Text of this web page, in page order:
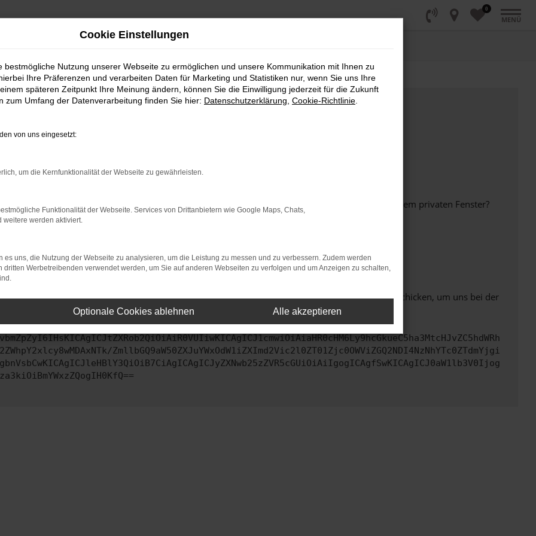
0
MENÜ
bestimmter Seiten verhindern. Funktioniert die Seite in einem anderen Browser oder in einem privaten Fenster?
beheben.
auf dem neuesten Stand sind.
kann auch dazu führen, dass bestimmte Funktionen nicht mehr unterstützt werden.
uns bitte. Wir werden versuchen, das Problem zu beheben. Du kannst uns diesen Text schicken, um uns bei der
ZmllbGQ9aW50ZXJuYWxOdW1iZXImd2Vic2l0ZT01Zjc0OWViZGQ2NDI4NzNhYTc0ZTdmYjgi
Cookie Einstellungen
bestmögliche Nutzung unserer Webseite zu ermöglichen und unsere Kommunikation mit Ihnen zu
Ihre Präferenzen und verarbeiten Daten für Marketing und Statistiken nur, wenn Sie uns Ihre
späteren Zeitpunkt Ihre Meinung ändern, können Sie die Einwilligung jederzeit für die Zukunft
zum Umfang der Datenverarbeitung finden Sie hier: Datenschutzerklärung Cookie-Richtlinie
von uns eingesetzt:
um die Kernfunktionalität der Webseite zu gewährleisten.
Funktionalität der Webseite. Services von Drittanbietern wie Google Maps, Chats,
weitere werden aktiviert.
es uns, die Nutzung der Webseite zu analysieren, um die Leistung zu messen und zu verbessern. Zudem werden
dritten Werbetreibenden verwendet werden, um Sie auf anderen Webseiten zu verfolgen und um Anzeigen zu schalten,
Optionale Cookies ablehnen Alle akzeptieren